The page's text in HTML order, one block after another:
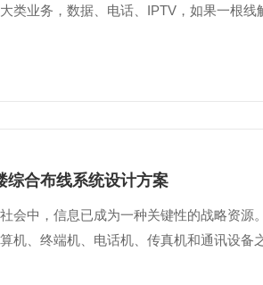
类业务，数据、电话、IPTV，如果一根
综合布线系统设计方案
会中，信息已成为一种关键性的战略资源
机、终端机、电话机、传真机和通讯设备